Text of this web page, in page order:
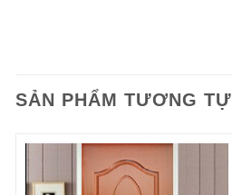
SẢN PHẨM TƯƠNG TỰ